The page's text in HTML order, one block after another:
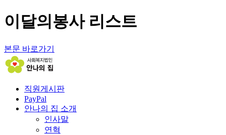
이달의봉사 리스트
본문 바로가기
직원게시판
PayPal
안나의 집 소개
인사말
연혁